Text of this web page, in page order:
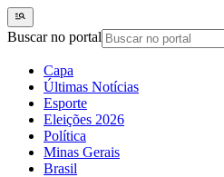
Buscar no portal
Capa
Últimas Notícias
Esporte
Eleições 2026
Política
Minas Gerais
Brasil